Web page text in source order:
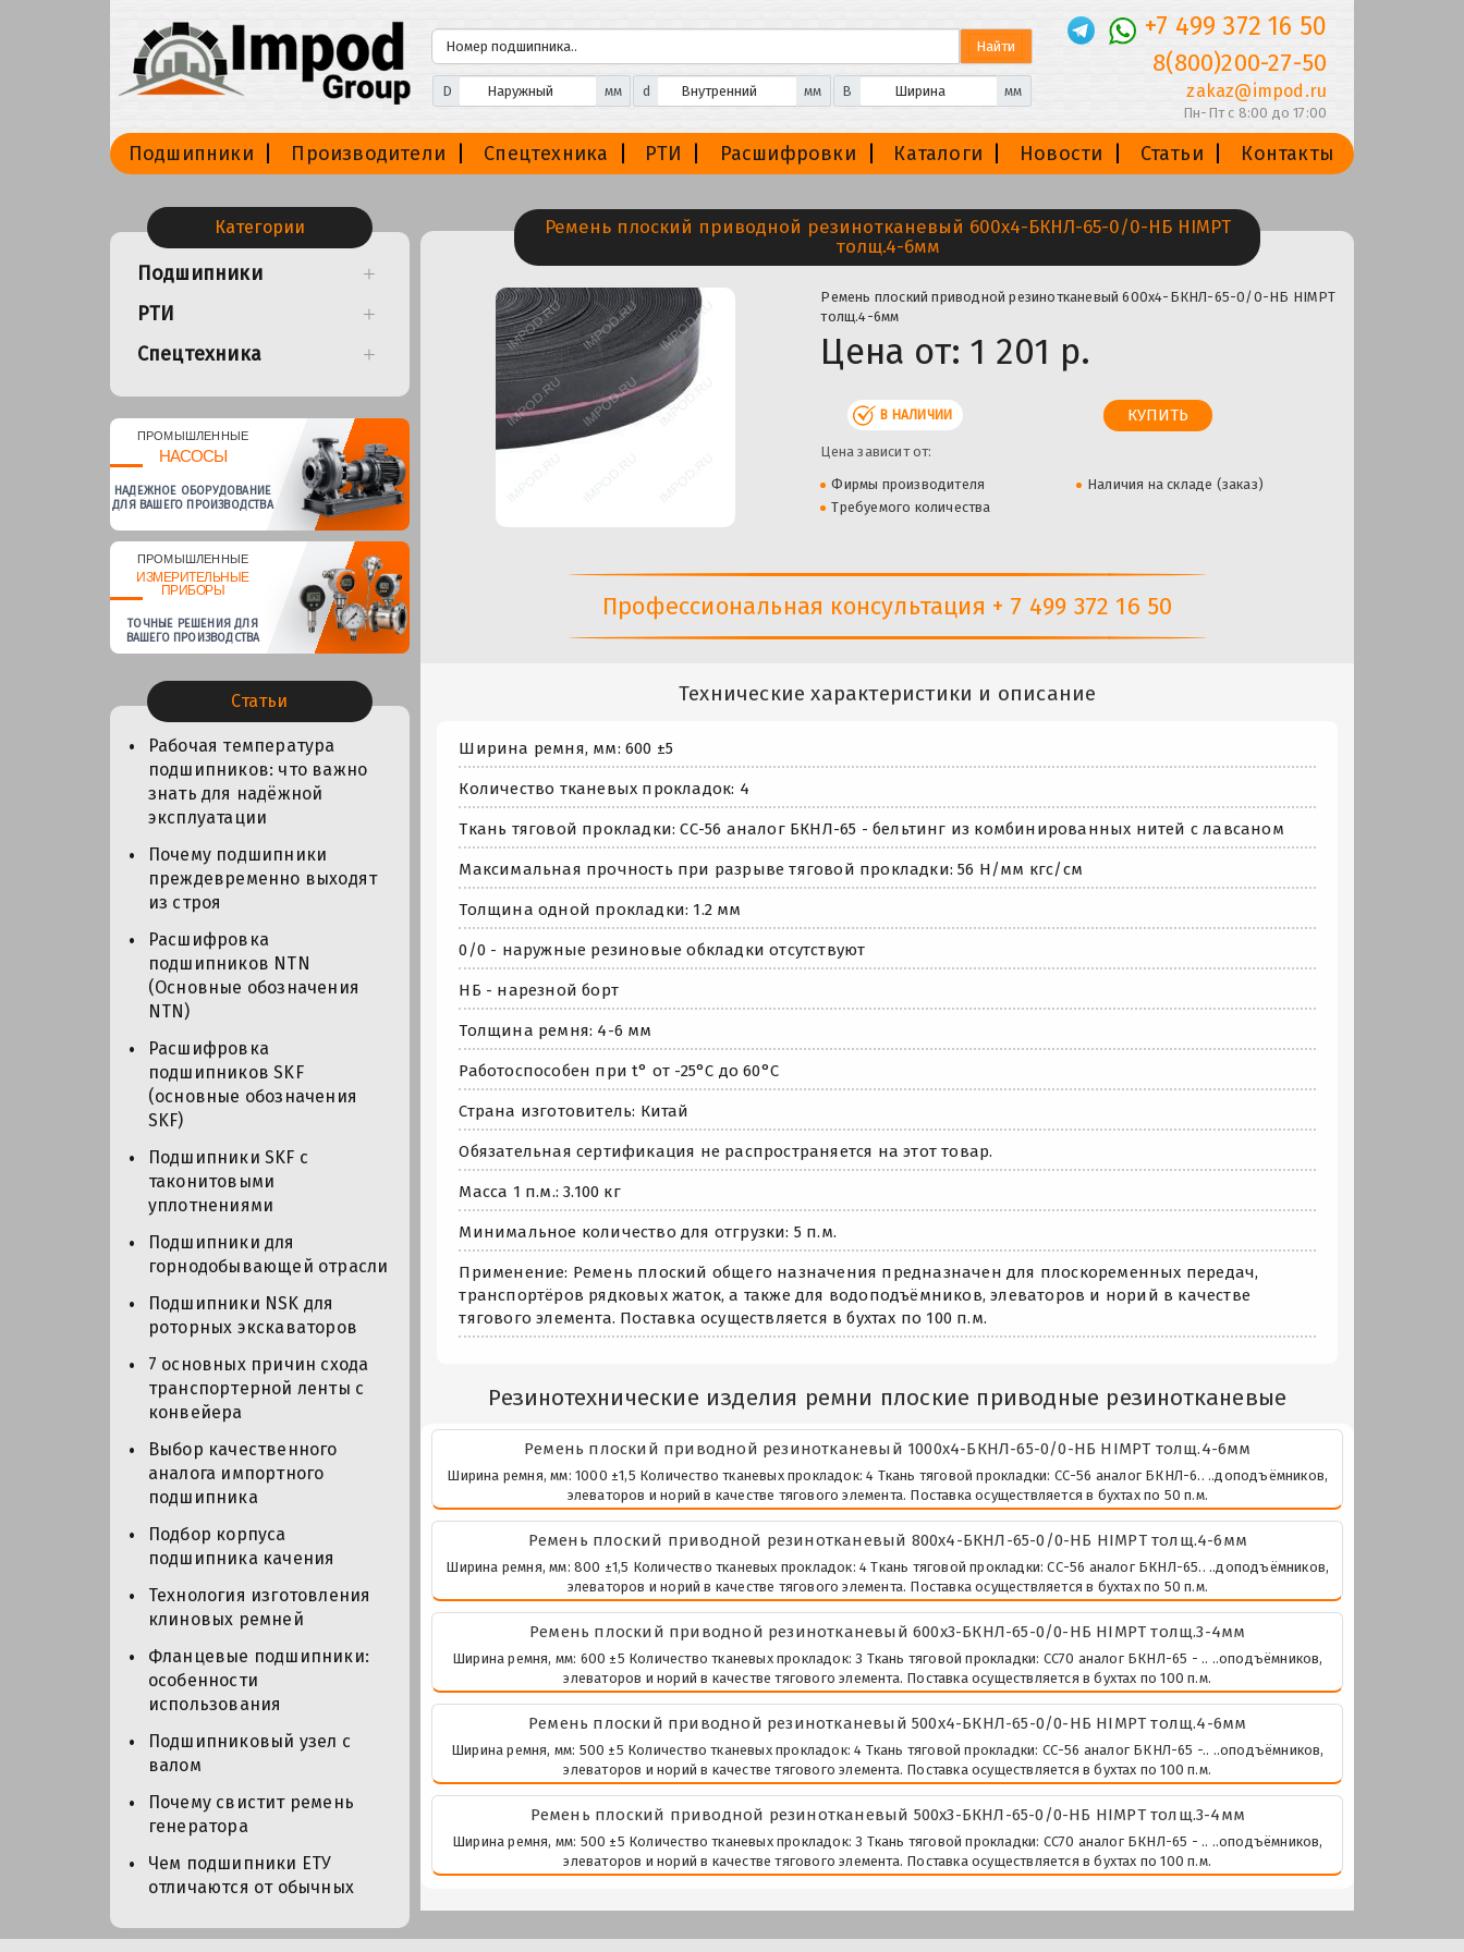
D мм d мм B мм
+7 499 372 16 50
8(800)200-27-50
zakaz@impod.ru
Пн-Пт с 8:00 до 17:00
Подшипники Производители Спецтехника РТИ Расшифровки Каталоги Новости Статьи Контакты
Категории
Подшипники
РТИ
Спецтехника
ПРОМЫШЛЕННЫЕ
НАСОСЫ
НАДЕЖНОЕ ОБОРУДОВАНИЕ
ДЛЯ ВАШЕГО ПРОИЗВОДСТВА
ПРОМЫШЛЕННЫЕ
ИЗМЕРИТЕЛЬНЫЕ
ПРИБОРЫ
ТОЧНЫЕ РЕШЕНИЯ ДЛЯ
ВАШЕГО ПРОИЗВОДСТВА
Статьи
Рабочая температура
подшипников: что важно
знать для надёжной
эксплуатации
Почему подшипники
преждевременно выходят
из строя
Расшифровка
подшипников NTN
(Основные обозначения
NTN)
Расшифровка
подшипников SKF
(основные обозначения
SKF)
Подшипники SKF с
таконитовыми
уплотнениями
Подшипники для
горнодобывающей отрасли
Подшипники NSK для
роторных экскаваторов
7 основных причин схода
транспортерной ленты с
конвейера
Выбор качественного
аналога импортного
подшипника
Подбор корпуса
подшипника качения
Технология изготовления
клиновых ремней
Фланцевые подшипники:
особенности
использования
Подшипниковый узел с
валом
Почему свистит ремень
генератора
Чем подшипники ЕТУ
отличаются от обычных
Ремень плоский приводной резинотканевый 600х4-БКНЛ-65-0/0-НБ HIMPT
толщ.4-6мм
Ремень плоский приводной резинотканевый 600х4-БКНЛ-65-0/0-НБ HIMPT
толщ.4-6мм
Цена от: 1 201 р.
В НАЛИЧИИ
Цена зависит от:
Фирмы производителя
Наличия на складе (заказ)
Требуемого количества
Профессиональная консультация + 7 499 372 16 50
Технические характеристики и описание
Ширина ремня, мм: 600 ±5
Количество тканевых прокладок: 4
Ткань тяговой прокладки: СС-56 аналог БКНЛ-65 - бельтинг из комбинированных нитей с лавсаном
Максимальная прочность при разрыве тяговой прокладки: 56 Н/мм кгс/см
Толщина одной прокладки: 1.2 мм
0/0 - наружные резиновые обкладки отсутствуют
НБ - нарезной борт
Толщина ремня: 4-6 мм
Работоспособен при t° от -25°C до 60°C
Страна изготовитель: Китай
Обязательная сертификация не распространяется на этот товар.
Масса 1 п.м.: 3.100 кг
Минимальное количество для отгрузки: 5 п.м.
Применение: Ремень плоский общего назначения предназначен для плоскоременных передач,
транспортёров рядковых жаток, а также для водоподъёмников, элеваторов и норий в качестве
тягового элемента. Поставка осуществляется в бухтах по 100 п.м.
Резинотехнические изделия ремни плоские приводные резинотканевые
Ремень плоский приводной резинотканевый 1000х4-БКНЛ-65-0/0-НБ HIMPT толщ.4-6мм
Ширина ремня, мм: 1000 ±1,5 Количество тканевых прокладок: 4 Ткань тяговой прокладки: СС-56 аналог БКНЛ-6.. ..доподъёмников,
элеваторов и норий в качестве тягового элемента. Поставка осуществляется в бухтах по 50 п.м.
Ремень плоский приводной резинотканевый 800х4-БКНЛ-65-0/0-НБ HIMPT толщ.4-6мм
Ширина ремня, мм: 800 ±1,5 Количество тканевых прокладок: 4 Ткань тяговой прокладки: СС-56 аналог БКНЛ-65.. ..доподъёмников,
элеваторов и норий в качестве тягового элемента. Поставка осуществляется в бухтах по 50 п.м.
Ремень плоский приводной резинотканевый 600х3-БКНЛ-65-0/0-НБ HIMPT толщ.3-4мм
Ширина ремня, мм: 600 ±5 Количество тканевых прокладок: 3 Ткань тяговой прокладки: СС70 аналог БКНЛ-65 - .. ..оподъёмников,
элеваторов и норий в качестве тягового элемента. Поставка осуществляется в бухтах по 100 п.м.
Ремень плоский приводной резинотканевый 500х4-БКНЛ-65-0/0-НБ HIMPT толщ.4-6мм
Ширина ремня, мм: 500 ±5 Количество тканевых прокладок: 4 Ткань тяговой прокладки: СС-56 аналог БКНЛ-65 -.. ..оподъёмников,
элеваторов и норий в качестве тягового элемента. Поставка осуществляется в бухтах по 100 п.м.
Ремень плоский приводной резинотканевый 500х3-БКНЛ-65-0/0-НБ HIMPT толщ.3-4мм
Ширина ремня, мм: 500 ±5 Количество тканевых прокладок: 3 Ткань тяговой прокладки: СС70 аналог БКНЛ-65 - .. ..оподъёмников,
элеваторов и норий в качестве тягового элемента. Поставка осуществляется в бухтах по 100 п.м.